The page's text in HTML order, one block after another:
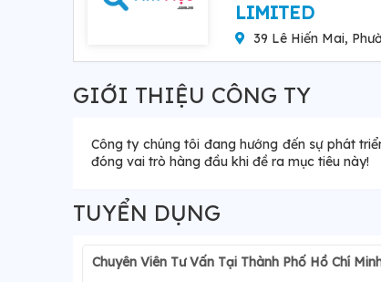
LIMITED
39 Lê Hiến Mai,
GIỚI THIỆU CÔNG TY
Công ty chúng tôi đang hướng đến sự phát
đóng vai trò hàng đầu khi đề ra mục tiêu này!
TUYỂN DỤNG
Chuyên Viên Tư Vấn Tại Thành Phố Hồ Chí